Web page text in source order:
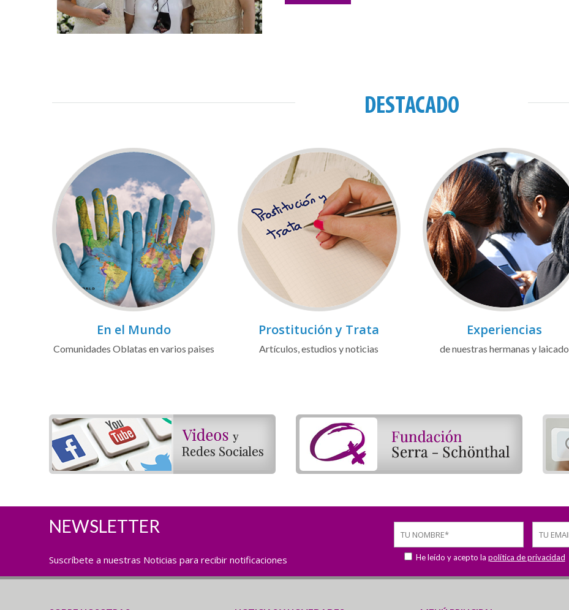
DESTACADO
En el Mundo
Comunidades Oblatas en varios paises
Prostitución y Trata
Artículos, estudios y noticias
Experiencias
de nuestras hermanas y laicado
NEWSLETTER
Suscríbete a nuestras Noticias para recibir notificaciones He leído y acepto la política de privacidad